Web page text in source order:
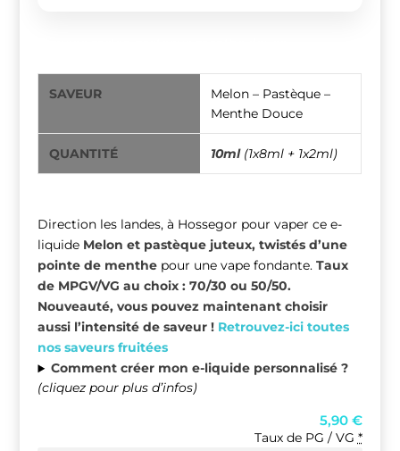
SAVEUR
Melon – Pastèque –
Menthe Douce
QUANTITÉ 10ml (1x8ml + 1x2ml)
Direction les landes, à Hossegor pour vaper ce e-
liquide Melon et pastèque juteux, twistés d’une
pointe de menthe pour une vape fondante.Taux
de MPGV/VG au choix : 70/30 ou 50/50.
Nouveauté, vous pouvez maintenant choisir
aussi l’intensité de saveur ! Retrouvez-ici toutes
nos saveurs fruitées
Comment créer mon e-liquide personnalisé ?
(cliquez pour plus d’infos)
5,90 €
Taux de PG / VG *